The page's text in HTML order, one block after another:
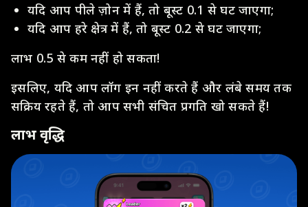
यदि आप पीले ज़ोन में हैं, तो बूस्ट 0.1 से घट जाएगा;
यदि आप हरे क्षेत्र में हैं, तो बूस्ट 0.2 से घट जाएगा;
लाभ 0.5 से कम नहीं हो सकता!
इसलिए, यदि आप लॉग इन नहीं करते हैं और लंबे समय तक
सक्रिय रहते हैं, तो आप सभी संचित प्रगति खो सकते हैं!
लाभ वृद्धि